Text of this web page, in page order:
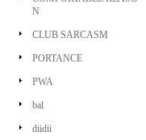
N
CLUB SARCASM
PORTANCE
PWA
bal
diidii